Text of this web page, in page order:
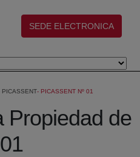
(abre en nueva ventana)
SEDE ELECTRONICA
PICASSENT PICASSENT Nº 01
Propiedad de